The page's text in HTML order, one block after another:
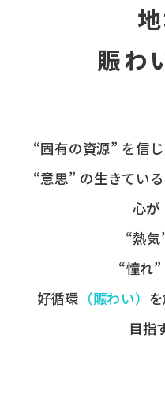
賑わ
“固有の​資源” を​信
“意思” の​生きている
心が​
“熱気
“憧れ
好循環 ​（賑わい）
目指